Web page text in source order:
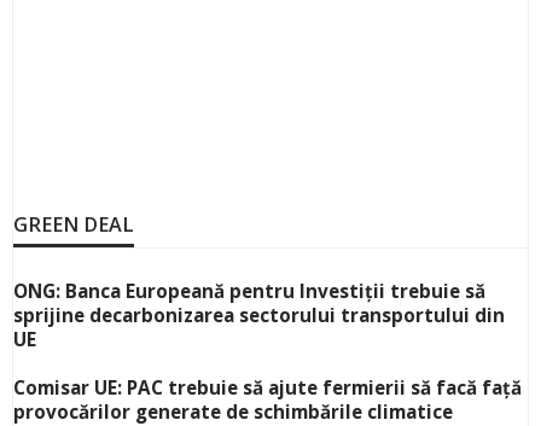
GREEN DEAL
ONG: Banca Europeană pentru Investiții trebuie să
sprijine decarbonizarea sectorului transportului din
UE
Comisar UE: PAC trebuie să ajute fermierii să facă față
provocărilor generate de schimbările climatice